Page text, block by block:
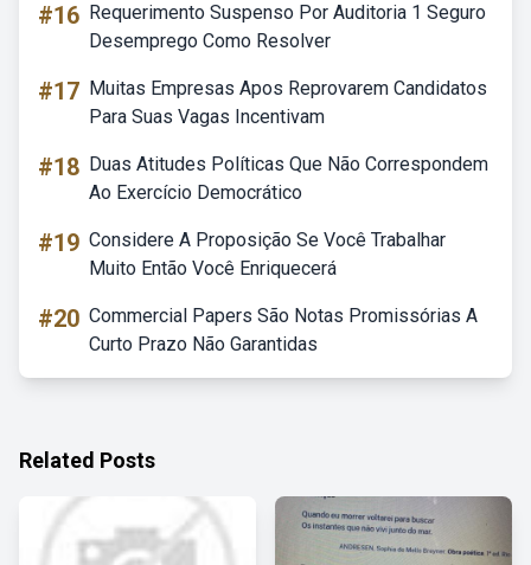
#16 Requerimento Suspenso Por Auditoria 1 Seguro
Desemprego Como Resolver
#17 Muitas Empresas Apos Reprovarem Candidatos
Para Suas Vagas Incentivam
#18 Duas Atitudes Políticas Que Não Correspondem
Ao Exercício Democrático
#19 Considere A Proposição Se Você Trabalhar
Muito Então Você Enriquecerá
#20 Commercial Papers São Notas Promissórias A
Curto Prazo Não Garantidas
Related Posts